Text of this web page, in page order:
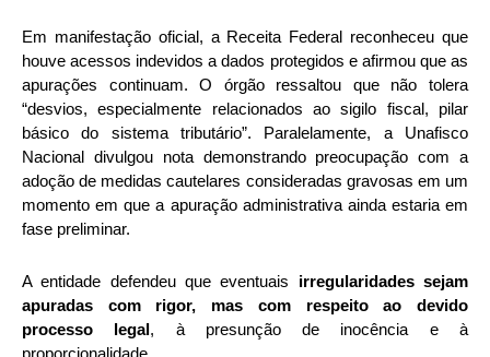
Em manifestação oficial, a Receita Federal reconheceu que
houve acessos indevidos a dados protegidos e afirmou que as
apurações continuam. O órgão ressaltou que não tolera
“desvios, especialmente relacionados ao sigilo fiscal, pilar
básico do sistema tributário”. Paralelamente, a Unafisco
Nacional divulgou nota demonstrando preocupação com a
adoção de medidas cautelares consideradas gravosas em um
momento em que a apuração administrativa ainda estaria em
fase preliminar.
A entidade defendeu que eventuais irregularidades sejam
apuradas com rigor, mas com respeito ao devido
processo legal, à presunção de inocência e à
proporcionalidade.